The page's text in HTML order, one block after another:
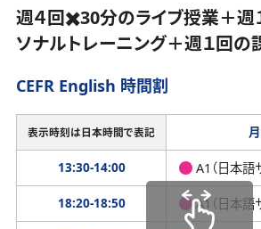
週４回✖️30分のライブ授業＋週
ソナルトレーニング＋週１回の
CEFR English 時間割
表示時刻は日本時間で表記 月
13:30-14:00 A1（日本語
18:20-18:50 A1（日本語